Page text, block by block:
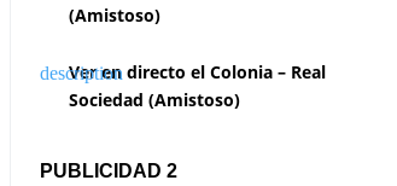
(Amistoso)
Ver en directo el Colonia – Real
Sociedad (Amistoso)
PUBLICIDAD 2